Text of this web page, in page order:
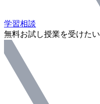
学習相談
無料お試し授業を受けたい